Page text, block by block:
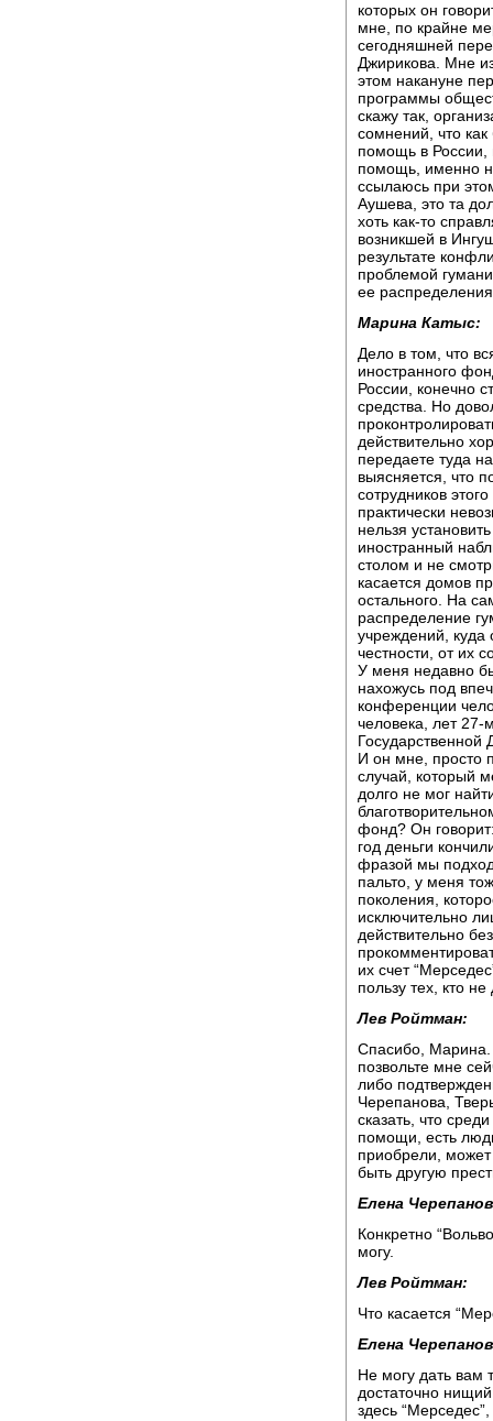
которых он
мне, по крайне
сегодняшней
Джирикова. Мне
этом накануне
программы
скажу так,
сомнений, что
помощь в России,
помощь, именно
ссылаюсь при
Аушева, это та
хоть как-то
возникшей в
результате
проблемой
ее
Марина Катыс:
Дело в том, что
иностранного
России, конечно
средства. Но
действительно
передаете туда
выясняется, что
сотрудников
практически
нельзя
иностранный
столом и не
касается домов
остального. На
распределение
учреждений, куда
честности, от их
У меня недавно
нахожусь под
конференции
человека, лет
И он мне, просто
случай, который
долго не мог
фонд? Он
год деньги
фразой мы
пальто, у меня
поколения,
исключительно
действительно
их счет
пользу тех, кто
Лев Ройтман:
Спасибо, Марина.
позвольте мне
либо
Черепанова,
сказать, что
помощи, есть
приобрели,
быть другую
Елена
Конкретно
могу.
Лев Ройтман:
Что касается
Елена
Не могу дать вам
достаточно
здесь